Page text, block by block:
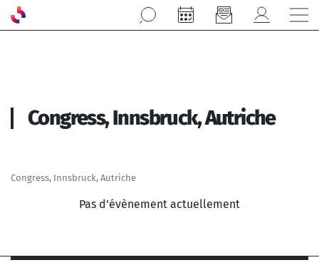
Aller au contenu principal
Congress, Innsbruck, Autriche
Congress, Innsbruck, Autriche
Pas d'évènement actuellement